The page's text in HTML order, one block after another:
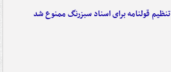
تنظیم قولنامه برای اسناد سبزرنگ ممنوع شد